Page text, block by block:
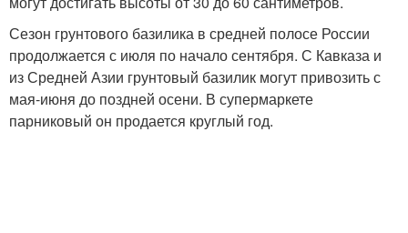
Сезон грунтового базилика в средней полосе России
продолжается с июля по начало сентября. С Кавказа и
из Средней Азии грунтовый базилик могут привозить с
мая-июня до поздней осени. В супермаркете
парниковый он продается круглый год.